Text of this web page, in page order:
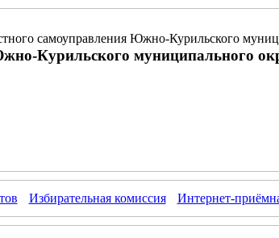
самоуправления Южно-Курильского
Курильского муниципального
Избирательная комиссия Интернет-